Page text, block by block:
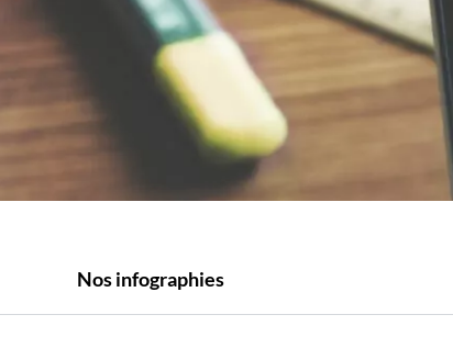
Nos infographies